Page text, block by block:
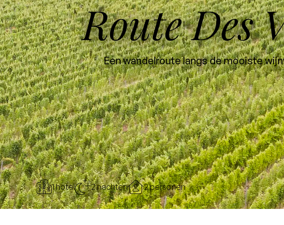
Route Des
Een wandelroute langs de mooiste
1 hotel 2 nachten 2 personen